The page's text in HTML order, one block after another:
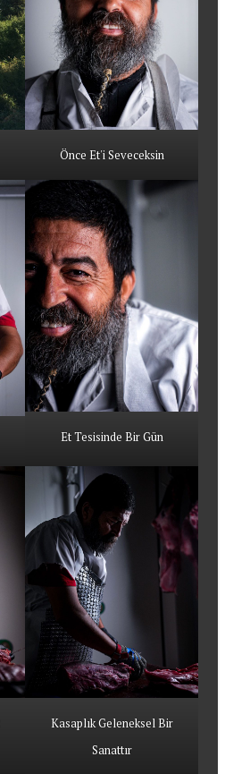
Önce Et'i Seveceksin
Et Tesisinde Bir Gün
Kasaplık Geleneksel Bir
Sanattır